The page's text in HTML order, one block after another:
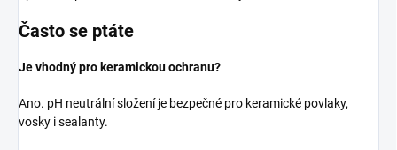
Často se ptáte
Je vhodný pro keramickou ochranu?
Ano. pH neutrální složení je bezpečné pro keramické povlaky,
vosky i sealanty.